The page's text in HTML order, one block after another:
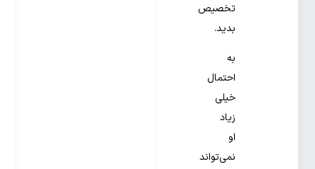
تخصیص
بدید.
به
احتمال
خیلی
زیاد
او
نمی‌تواند